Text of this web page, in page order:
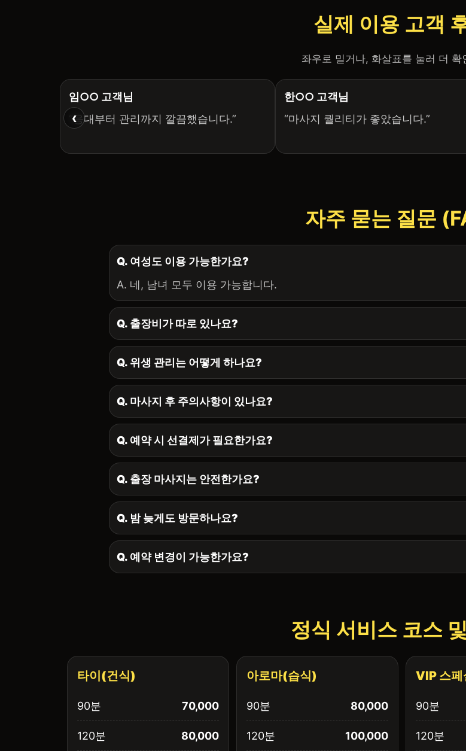
실제 이용 고객
좌우로 밀거나, 화살표를 눌러 더 확
‹
임○○ 고객님
“응대부터 관리까지 깔끔했습니다.”
한○○ 고객님
“마사지 퀄리티가 좋았습니다.”
자주 묻는 질문
Q. 여성도 이용 가능한가요?
A. 네, 남녀 모두 이용 가능합니다.
Q. 출장비가 따로 있나요?
Q. 위생 관리는 어떻게 하나요?
Q. 마사지 후 주의사항이 있나요?
Q. 예약 시 선결제가 필요한가요?
Q. 출장 마사지는 안전한가요?
Q. 밤 늦게도 방문하나요?
Q. 예약 변경이 가능한가요?
정식 서비스 코스
타이(건식)
90분 70,000
120분 80,000
아로마(습식)
90분 80,000
120분 100,000
VIP 스페
90분
120분